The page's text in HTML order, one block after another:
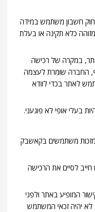
חשבון משתמש במידה
כלא תקינה או בעלת
במקרה של רכישה
החברה שומרת לעצמה
לאתר בכדי לוודא
מזכות משתמשים בקאשבק
לסיים את הרכישה
המופיע באתר ולפני
יהיה זכאי המשתמש